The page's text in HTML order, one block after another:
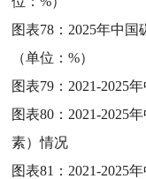
图表78： 2025年中国
（单位：%）
图表79： 2021-2025
图表80： 2021-2025
素）情况
图表81： 2021-2025